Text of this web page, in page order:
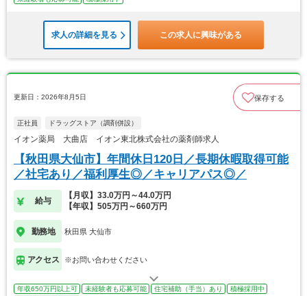
求人の詳細を見る この求人に興味がある
更新日：2026年8月5日 保存する
正社員 ドラッグストア（調剤併設）
イオン薬局 大曲店 イオン東北株式会社の薬剤師求人
【秋田県大仙市】年間休日120日／長期休暇取得可能
／社宅あり／福利厚生◎／キャリアパス◎／
給与
【月収】33.0万円～44.0万円
【年収】505万円～660万円
勤務地 秋田県 大仙市
アクセス ※お問い合わせください
年収650万円以上可 未経験者も応募可能 住宅補助（手当）あり
積極採用中